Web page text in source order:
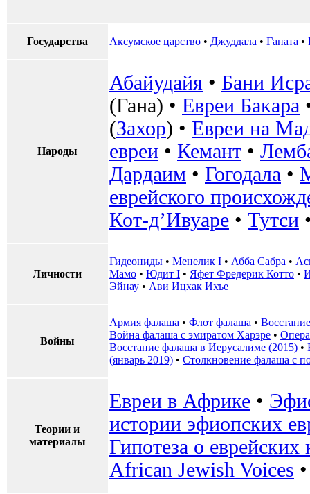
Государства Аксумское царство • ‎Джуддала • Ганата •
Народы
Абайудайя • Бани
(Гана) • Евреи Бакара
(Захор) • Евреи на
евреи • Кемант •
Дардаим • Гогодала •
еврейского
Кот-д’Ивуаре • Тутси
Личности
Гидеониды • Менелик I • Абба Сабра •
Мамо • Юдит I • Яфет Фредерик Котто •
Эйнау • Ави Ицхак Ихъе
Войны
Армия фалаша • Флот фалаша •
Война фалаша с эмиратом Харэре •
Восстание фалаша в Иерусалиме (2015) •
(январь 2019) • Столкновение фалаша с
Теории и
материалы
Евреи в Африке •
истории эфиопских
Гипотеза о еврейских
African Jewish Voices